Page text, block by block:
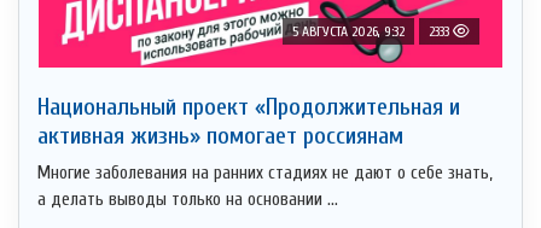
5 АВГУСТА 2026, 9:32 2333
Национальный проект «Продолжительная и
активная жизнь» помогает россиянам
Многие заболевания на ранних стадиях не дают о себе знать,
а делать выводы только на основании ...